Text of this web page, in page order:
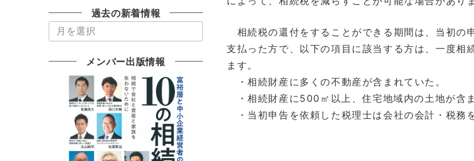
相続税の還付をすることができる期間は、当初の
支払った方で、以下の項目に該当する方は、一度相
ます。
・相続財産に多くの不動産が含まれていた。
・相続財産に500㎡以上、住宅地域内の土地が含ま
・当初申告を依頼した税理士は会社の会計・税務
過去の新着情報
去
の
メンバー出版情報